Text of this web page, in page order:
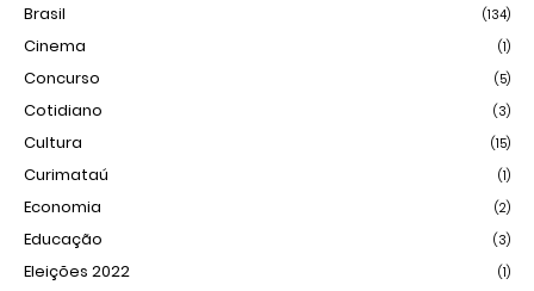
Brasil (134)
Cinema (1)
Concurso (5)
Cotidiano (3)
Cultura (15)
Curimataú (1)
Economia (2)
Educação (3)
Eleições 2022 (1)